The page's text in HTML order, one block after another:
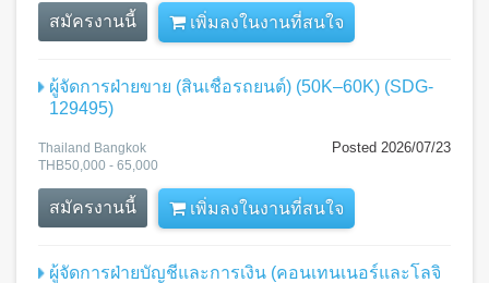
สมัครงานนี้ เพิ่มลงในงานที่สนใจ
ผู้จัดการฝ่ายขาย (สินเชื่อรถยนต์) (50K–60K) (SDG-
129495)
Posted 2026/07/23
Thailand Bangkok
THB50,000 - 65,000
สมัครงานนี้ เพิ่มลงในงานที่สนใจ
ผู้จัดการฝ่ายบัญชีและการเงิน (คอนเทนเนอร์และโลจิ